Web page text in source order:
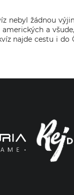
nebyl žádnou
a
najde cestu i do